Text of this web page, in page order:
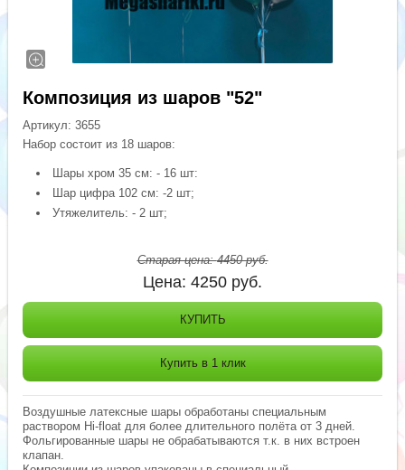
Композиция из шаров "52"
Артикул:3655
Набор состоит из 18 шаров:
Шары хром 35 см: - 16 шт:
Шар цифра 102 см: -2 шт;
Утяжелитель: - 2 шт;
Старая цена:4450руб.
Цена: 4250 руб.
КУПИТЬ
Купить в 1 клик
Воздушные латексные шары обработаны специальным
раствором Hi-float для более длительного полёта от 3 дней.
Фольгированные шары не обрабатываются т.к. в них встроен
клапан.